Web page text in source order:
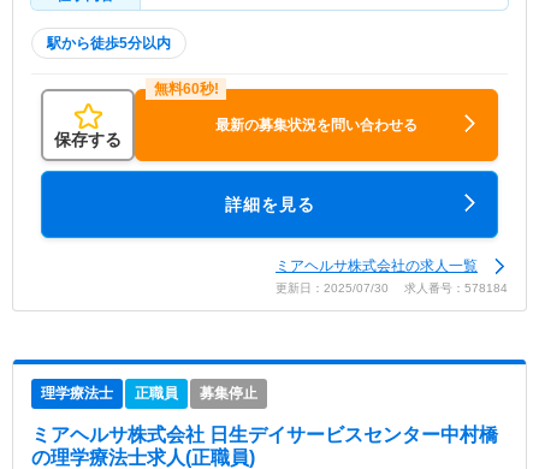
駅から徒歩5分以内
保存する
最新の募集状況を問い合わせる
詳細を見る
ミアヘルサ株式会社の求人一覧
更新日：2025/07/30 求人番号：578184
理学療法士 正職員 募集停止
ミアヘルサ株式会社 日生デイサービスセンター中村橋
の理学療法士求人(正職員)